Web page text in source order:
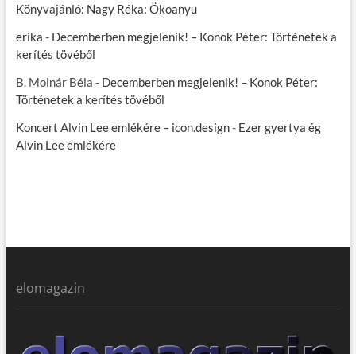
Könyvajánló: Nagy Réka: Ökoanyu
erika - Decemberben megjelenik! – Konok Péter: Történetek a
kerítés tövéből
B. Molnár Béla - Decemberben megjelenik! – Konok Péter:
Történetek a kerítés tövéből
Koncert Alvin Lee emlékére – icon.design- Ezer gyertya ég
Alvin Lee emlékére
elomagazin